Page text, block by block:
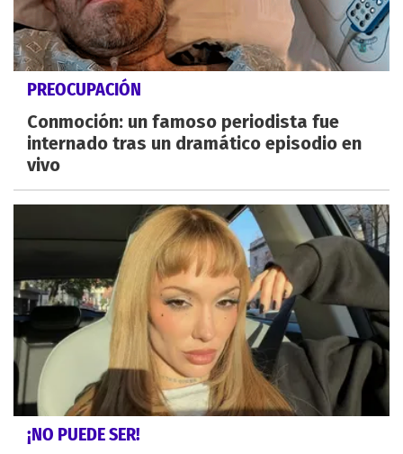
PREOCUPACIÓN
Conmoción: un famoso periodista fue
internado tras un dramático episodio en
vivo
¡NO PUEDE SER!